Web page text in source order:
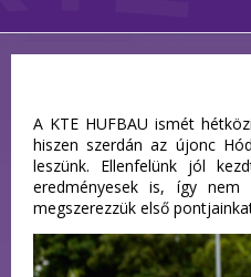
A KTE HUFBAU ismét
hiszen szerdán az újonc
leszünk. Ellenfelünk jól
eredményesek is, így
megszerezzük első